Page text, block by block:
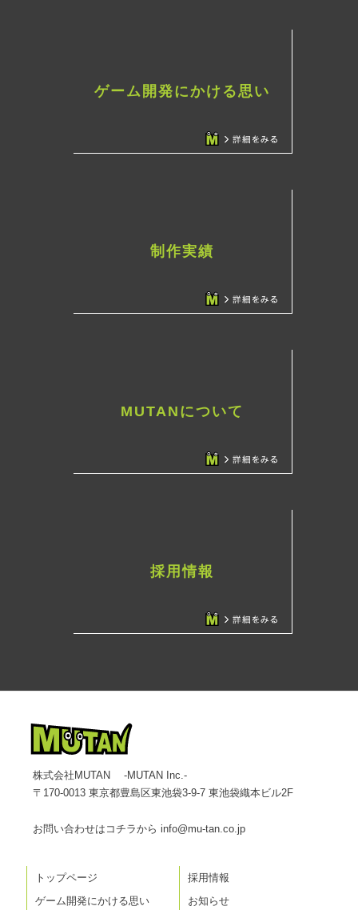
ゲーム開発にかける思い
制作実績
MUTANについて
採用情報
株式会社MUTAN -MUTAN Inc.-
〒170-0013 東京都豊島区東池袋3-9-7 東池袋織本ビル2F
お問い合わせはコチラからinfo@mu-tan.co.jp
トップページ
ゲーム開発にかける思い
採用情報
お知らせ